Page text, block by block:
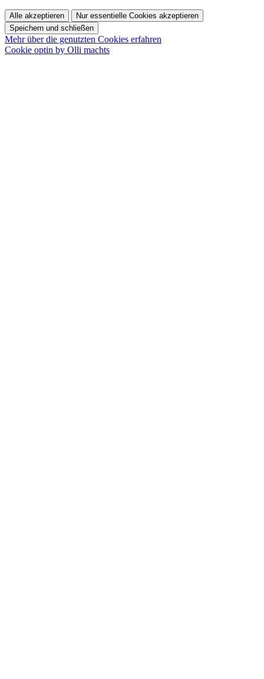
Alle akzeptieren
Nur essentielle Cookies akzeptieren
Speichern und schließen
Mehr über die genutzten Cookies erfahren
Cookie optin by Olli machts